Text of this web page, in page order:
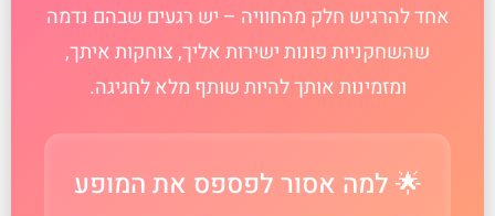
אחד להרגיש חלק מהחוויה – יש רגעים שבהם נדמה
שהשחקניות פונות ישירות אליך, צוחקות איתך,
ומזמינות אותך להיות שותף מלא לחגיגה.
🌟 למה אסור לפספס את המופע